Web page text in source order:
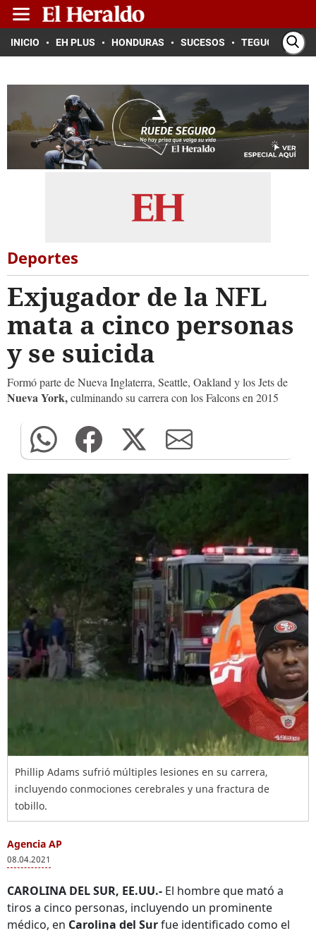
INICIO EH PLUS HONDURAS SUCESOS TEGUCIGALPA
Deportes
Exjugador de la NFL
mata a cinco personas
y se suicida
Formó parte de Nueva Inglaterra, Seattle, Oakland y los Jets de
Nueva York,culminando su carrera con los Falcons en 2015
Phillip Adams sufrió múltiples lesiones en su carrera,
incluyendo conmociones cerebrales y una fractura de
tobillo.
Agencia AP
08.04.2021
CAROLINA DEL SUR, EE.UU.- El hombre que mató a
tiros a cinco personas, incluyendo un prominente
médico, en Carolina del Surfue identificado como el